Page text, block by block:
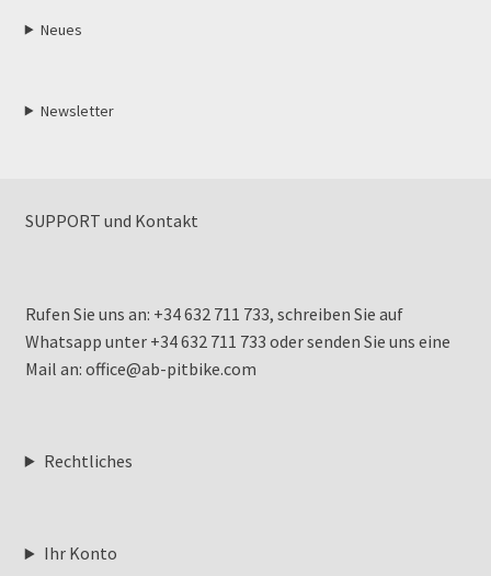
Neues
Newsletter
SUPPORT und Kontakt
Rufen Sie uns an: +34 632 711 733, schreiben Sie auf
Whatsapp unter +34 632 711 733 oder senden Sie uns eine
Mail an: office@ab-pitbike.com
Rechtliches
Ihr Konto